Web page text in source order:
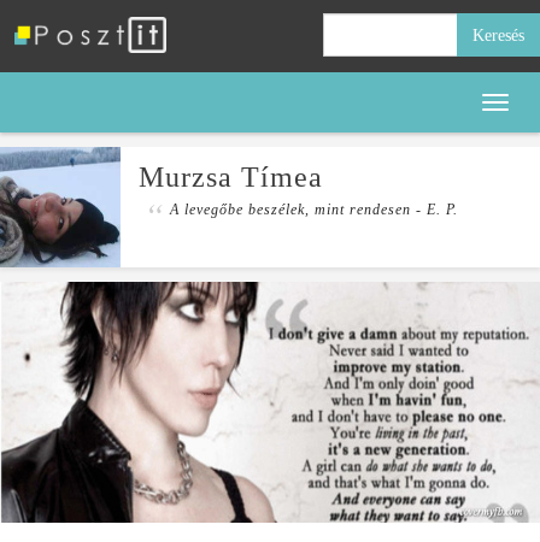
Toggle
Murzsa Tímea
A levegőbe beszélek, mint rendesen - E. P.